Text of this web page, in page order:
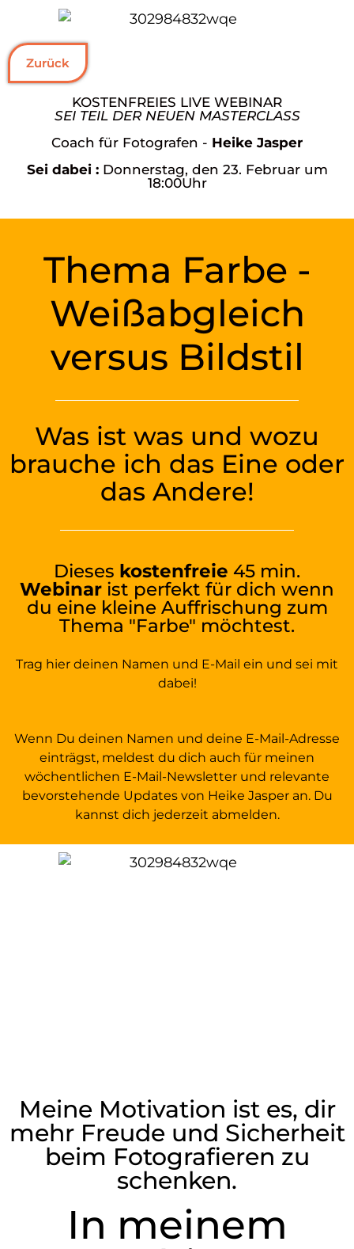
Zurück
KOSTENFREIES LIVE WEBINAR
SEI TEIL DER NEUEN MASTERCLASS
Coach für Fotografen - Heike Jasper
Sei dabei :Donnerstag, den 23. Februar um
18:00Uhr
Thema Farbe -
Weißabgleich
versus Bildstil
Was ist was und wozu
brauche ich das Eine oder
das Andere!
Dieses kostenfreie 45 min.
Webinar ist perfekt für dich wenn
du eine kleine Auffrischung zum
Thema "Farbe" möchtest.
Trag hier deinen Namen und E-Mail ein und sei mit
dabei!
Wenn Du deinen Namen und deine E-Mail-Adresse
einträgst, meldest du dich auch für meinen
wöchentlichen E-Mail-Newsletter und relevante
bevorstehende Updates von Heike Jasper an. Du
kannst dich jederzeit abmelden.
Meine Motivation ist es, dir
mehr Freude und Sicherheit
beim Fotografieren zu
schenken.
In meinem